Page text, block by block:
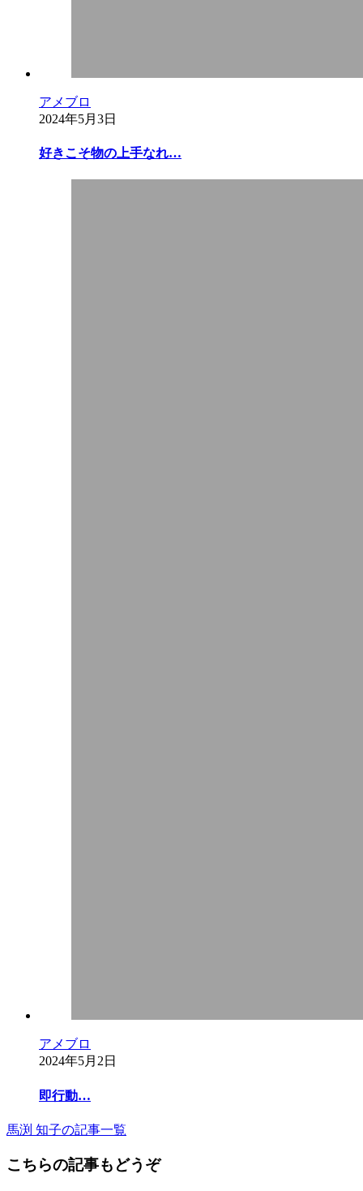
アメブロ
2024年5月3日
好きこそ物の上手なれ…
アメブロ
2024年5月2日
即行動…
馬渕 知子の記事一覧
こちらの記事もどうぞ